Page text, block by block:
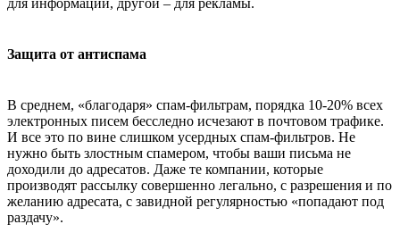
Защита от антиспама
В среднем, «благодаря» спам-фильтрам, порядка 10-20% всех
электронных писем бесследно исчезают в почтовом трафике.
И все это по вине слишком усердных спам-фильтров. Не
нужно быть злостным спамером, чтобы ваши письма не
доходили до адресатов. Даже те компании, которые
производят рассылку совершенно легально, с разрешения и по
желанию адресата, с завидной регулярностью «попадают под
раздачу».